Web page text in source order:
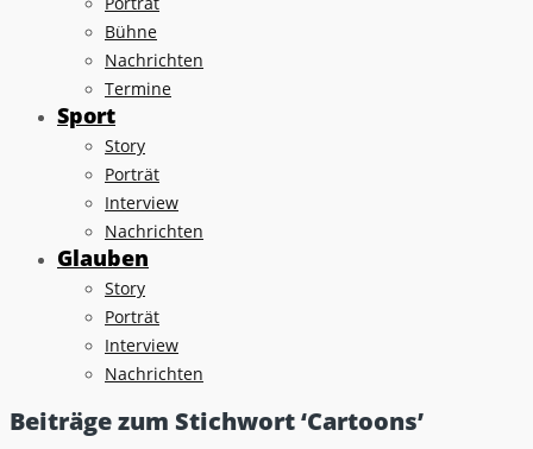
Bühne
Nachrichten
Termine
Sport
Story
Porträt
Interview
Nachrichten
Glauben
Story
Porträt
Interview
Nachrichten
Beiträge zum Stichwort ‘Cartoons’